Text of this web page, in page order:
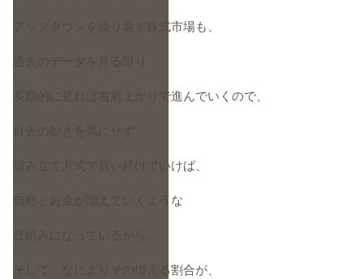
アップダウンを繰り返す株式市場も、
長期的に見れば右肩上がりで進んでいくので、
積み立て方式で買い続けていけば、
自然とお金が増えていくような
そして、なによりその増える割合が、